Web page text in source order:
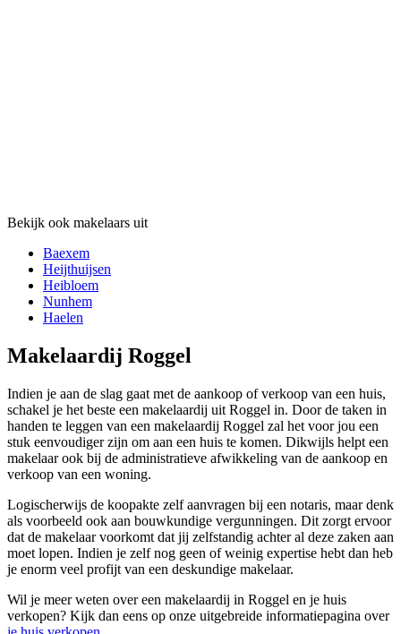
Bekijk ook makelaars uit
Baexem
Heijthuijsen
Heibloem
Nunhem
Haelen
Makelaardij Roggel
Indien je aan de slag gaat met de aankoop of verkoop van een huis,
schakel je het beste een makelaardij uit Roggel in. Door de taken in
handen te leggen van een makelaardij Roggel zal het voor jou een
stuk eenvoudiger zijn om aan een huis te komen. Dikwijls helpt een
makelaar ook bij de administratieve afwikkeling van de aankoop en
verkoop van een woning.
Logischerwijs de koopakte zelf aanvragen bij een notaris, maar denk
als voorbeeld ook aan bouwkundige vergunningen. Dit zorgt ervoor
dat de makelaar voorkomt dat jij zelfstandig achter al deze zaken aan
moet lopen. Indien je zelf nog geen of weinig expertise hebt dan heb
je enorm veel profijt van een deskundige makelaar.
Wil je meer weten over een makelaardij in Roggel en je huis
verkopen? Kijk dan eens op onze uitgebreide informatiepagina over